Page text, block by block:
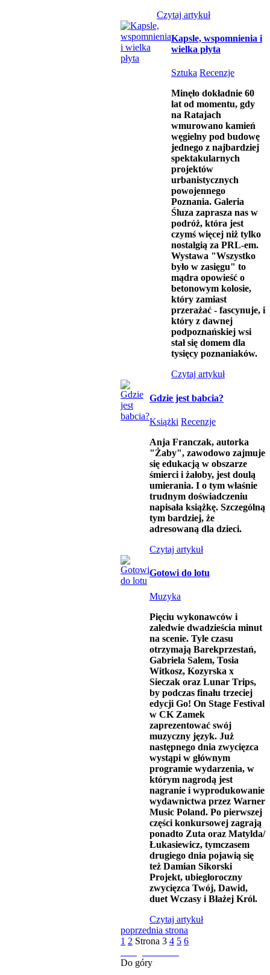
Czytaj artykuł
Kapsle, wspomnienia i
wielka płyta
Sztuka Recenzje
Minęło dokładnie 60
lat od momentu, gdy
na Ratajach
wmurowano kamień
węgielny pod budowę
jednego z najbardziej
spektakularnych
projektów
urbanistycznych
powojennego
Poznania. Galeria
Śluza zaprasza nas w
podróż, która jest
czymś więcej niż tylko
nostalgią za PRL-em.
Wystawa "Wszystko
było w zasięgu" to
mądra opowieść o
betonowym kolosie,
który zamiast
przerażać - fascynuje, i
który z dawnej
podpoznańskiej wsi
stał się domem dla
tysięcy poznaniaków.
Czytaj artykuł
Gdzie jest babcia?
Książki Recenzje
Anja Franczak, autorka
"Żaby", zawodowo zajmuje
się edukacją w obszarze
śmierci i żałoby, jest doulą
umierania. I o tym właśnie
trudnym doświadczeniu
napisała książkę. Szczególną
tym bardziej, że
adresowaną dla dzieci.
Czytaj artykuł
Gotowi do lotu
Muzyka
Pięciu wykonawców i
zaledwie dwadzieścia minut
na scenie. Tyle czasu
otrzymają Barekprzestań,
Gabriela Salem, Tosia
Witkosz, Kozyrska x
Sieczak oraz Lunar Trips,
by podczas finału trzeciej
edycji Go! On Stage Festival
w CK Zamek
zaprezentować swój
muzyczny język. Już
następnego dnia zwycięzca
wystąpi w głównym
programie wydarzenia, w
którym nagrodą jest
nagranie i wyprodukowanie
wydawnictwa przez Warner
Music Poland. Po pierwszej
części konkursowej zagrają
ponadto Zuta oraz Matylda/
Łukasiewicz, tymczasem
drugiego dnia pojawią się
też Damian Sikorski
Projekt, ubiegłoroczny
zwycięzca Twój, Dawid,
duet Wczasy i Błażej Król.
Czytaj artykuł
poprzednia strona
1 2 Strona 3 4 5 6
Do góry